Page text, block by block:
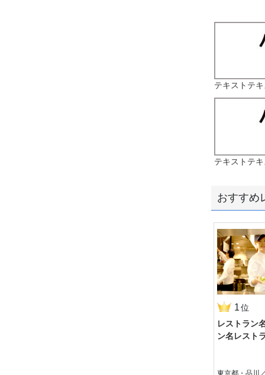
テキストテ
テキストテ
おすすめ
1位
レストラン
ン名レスト
東京都・品川